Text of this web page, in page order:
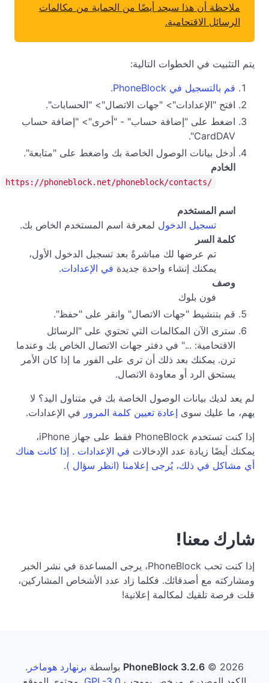
ملاحظة أن هذا سيحد أيضًا من الحماية من مكالمات
الرسائل الاقتحامية.
يتم التثبيت في الخطوات التالية:
قم بالتسجيل في PhoneBlock.
افتح "الإعدادات"> "جهات الاتصال"> "الحسابات".
اضغط على "إضافة حساب" - "أخرى"> "إضافة حساب
CardDAV".
أدخل بيانات الوصول الخاصة بك واضغط على "متابعة".
الخادم
https://phoneblock.net/phoneblock/contacts/
اسم المستخدم
تسجيل الدخول لمعرفة اسم المستخدم الخاص بك.
كلمة السر
تم عرضها لك مباشرةً بعد تسجيل الدخول الأول،
يمكنك إنشاء واحدة جديدة في الإعدادات.
وصف
فون بلوك
قم بتنشيط "جهات الاتصال" وانقر على "حفظ".
سترى الآن المكالمات التي تحتوي على "الرسائل
الاقتحامية: ..." في دفتر جهات الاتصال الخاص بك وعندما
ترن. يمكنك بعد ذلك أن ترى على الفور ما إذا كان الأمر
يستحق الرد أو معاودة الاتصال.
لم يعد لديك بيانات الوصول الخاصة بك في متناول اليد؟ لا
يهم، ما عليك سوى إعادة تعيين كلمة المرور في الإعدادات.
إذا كنت تستخدم PhoneBlock فقط على جهاز iPhone،
يمكنك أيضًا زيادة عدد الإدخالات في الإعدادات . إذا كانت هناك
أي مشاكل في ذلك، يُرجى إعلامنا (انظر سؤال ).
شارك معنا!
إذا كنت تحب PhoneBlock، يرجى المساعدة في نشر الخبر
ومشاركته مع أصدقائك. فكلما زاد عدد الأشخاص المشاركين،
قلت فرصة تلقيك لمكالمة إعلانية!
PhoneBlock 3.2.6 © 2026 بواسطة برنهارد هوماخر .